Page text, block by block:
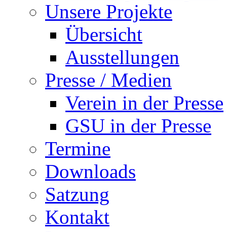
Unsere Projekte
Übersicht
Ausstellungen
Presse / Medien
Verein in der Presse
GSU in der Presse
Termine
Downloads
Satzung
Kontakt